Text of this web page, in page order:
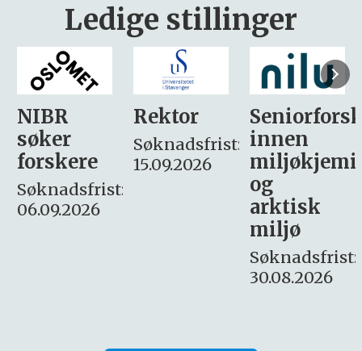
Ledige stillinger
Rektor
Søknadsfrist:
15.09.2026
Seniorforsker
innen
miljøkjemi
søker
– fast
Søknadsfrist:
16. august.